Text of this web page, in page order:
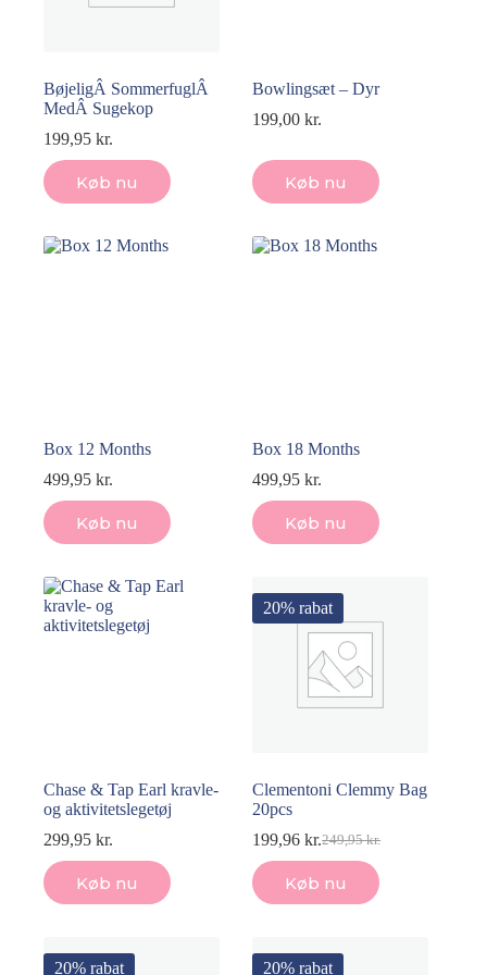
BøjeligÂ SommerfuglÂ
MedÂ Sugekop
199,95 kr.
Køb nu
Bowlingsæt – Dyr
199,00kr.
Køb nu
Box 12 Months
499,95 kr.
Køb nu
Box 18 Months
499,95kr.
Køb nu
Chase & Tap Earl kravle-
og aktivitetslegetøj
299,95 kr.
Køb nu
20% rabat
Clementoni Clemmy Bag
20pcs
249,95kr.
Den
oprindelige
pris
var:
199,96kr.Den
aktuelle
pris
er:
Køb nu
20% rabat 20% rabat